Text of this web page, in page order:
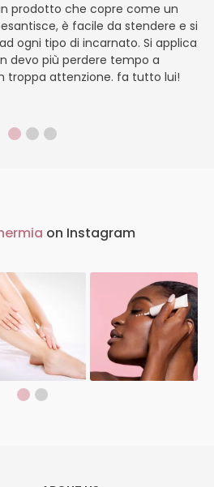
prodotto che copre come un
è facile da stendere e si
ogni tipo di incarnato. Si applica
devo più perdere tempo a
troppa attenzione. fa tutto lui!
on Instagram